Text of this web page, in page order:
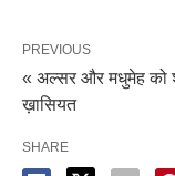
PREVIOUS
« अल्सर और मधुमेह को
ख़ासियत
SHARE